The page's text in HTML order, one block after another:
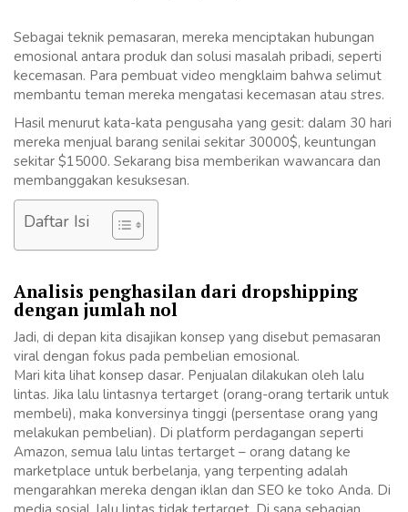
Sebagai teknik pemasaran, mereka menciptakan hubungan
emosional antara produk dan solusi masalah pribadi, seperti
kecemasan. Para pembuat video mengklaim bahwa selimut
membantu teman mereka mengatasi kecemasan atau stres.
Hasil menurut kata-kata pengusaha yang gesit: dalam 30 hari
mereka menjual barang senilai sekitar 30000$, keuntungan
sekitar $15000. Sekarang bisa memberikan wawancara dan
membanggakan kesuksesan.
Daftar Isi
Analisis penghasilan dari dropshipping
dengan jumlah nol
Jadi, di depan kita disajikan konsep yang disebut pemasaran
viral dengan fokus pada pembelian emosional.
Mari kita lihat konsep dasar. Penjualan dilakukan oleh lalu
lintas. Jika lalu lintasnya tertarget (orang-orang tertarik untuk
membeli), maka konversinya tinggi (persentase orang yang
melakukan pembelian). Di platform perdagangan seperti
Amazon, semua lalu lintas tertarget – orang datang ke
marketplace untuk berbelanja, yang terpenting adalah
mengarahkan mereka dengan iklan dan SEO ke toko Anda. Di